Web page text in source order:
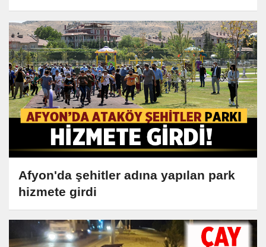
Afyon'da şehitler adına yapılan park
hizmete girdi